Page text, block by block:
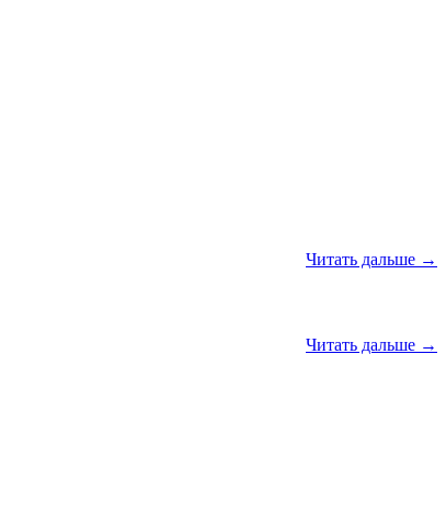
Читать дальше →
Читать дальше →